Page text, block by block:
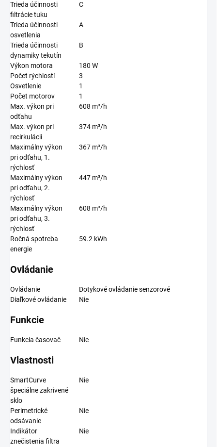
Trieda účinnosti
filtrácie tuku
C
Trieda účinnosti
osvetlenia
A
Trieda účinnosti
dynamiky tekutín
B
Výkon motora
180 W
Počet rýchlostí
3
Osvetlenie
1
Počet motorov
1
Max. výkon pri
odťahu
608 m³/h
Max. výkon pri
recirkulácii
374 m³/h
Maximálny výkon
pri odťahu, 1.
rýchlosť
367 m³/h
Maximálny výkon
pri odťahu, 2.
rýchlosť
447 m³/h
Maximálny výkon
pri odťahu, 3.
rýchlosť
608 m³/h
Ročná spotreba
energie
59.2 kWh
Ovládanie
Ovládanie
Dotykové ovládanie senzorové
Diaľkové ovládanie
Nie
Funkcie
Funkcia časovač Nie
Vlastnosti
SmartCurve
špeciálne zakrivené
sklo
Nie
Perimetrické
odsávanie
Nie
Indikátor
znečistenia filtra
Nie